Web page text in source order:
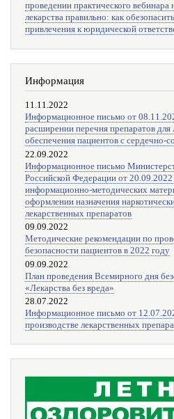
проведении практического вебинара
лекарства правильно: как
привлечения к юридической
Информация
11.11.2022
Информационное письмо от
расширении перечня препаратов для
обеспечения пациентов с сердечно-
22.09.2022
Информационное письмо
Российской Федерации от
информационно-методических
оформлении назначения
лекарственных препаратов
09.09.2022
Методические рекомендации по
безопасности пациентов в 2022 году
09.09.2022
План проведения Всемирного дня
«Лекарства без вреда»
28.07.2022
Информационное письмо от
производстве лекарственных